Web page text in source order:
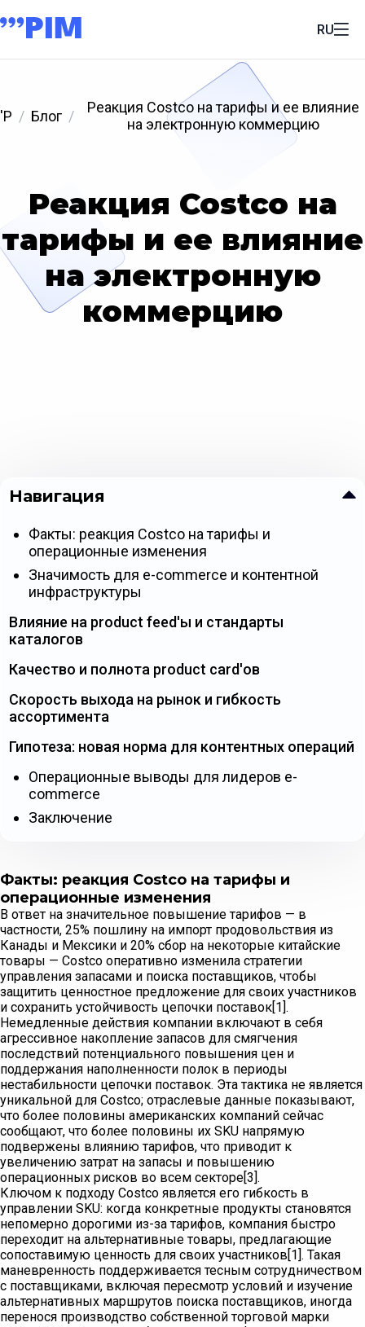
RU
'P Блог
Реакция Costco на тарифы и ее влияние
на электронную коммерцию
Реакция Costco на
тарифы и ее влияние
на электронную
коммерцию
Факты: реакция Costco на тарифы и
операционные изменения
В ответ на значительное повышение тарифов — в
частности, 25% пошлину на импорт продовольствия из
Канады и Мексики и 20% сбор на некоторые китайские
товары — Costco оперативно изменила стратегии
управления запасами и поиска поставщиков, чтобы
защитить ценностное предложение для своих участников
и сохранить устойчивость цепочки поставок[1].
Немедленные действия компании включают в себя
агрессивное накопление запасов для смягчения
последствий потенциального повышения цен и
поддержания наполненности полок в периоды
нестабильности цепочки поставок. Эта тактика не является
уникальной для Costco; отраслевые данные показывают,
что более половины американских компаний сейчас
сообщают, что более половины их SKU напрямую
подвержены влиянию тарифов, что приводит к
увеличению затрат на запасы и повышению
операционных рисков во всем секторе[3].
Ключом к подходу Costco является его гибкость в
управлении SKU: когда конкретные продукты становятся
непомерно дорогими из-за тарифов, компания быстро
переходит на альтернативные товары, предлагающие
сопоставимую ценность для своих участников[1]. Такая
маневренность поддерживается тесным сотрудничеством
с поставщиками, включая пересмотр условий и изучение
альтернативных маршрутов поиска поставщиков, иногда
перенося производство собственной торговой марки
Навигация
Факты: реакция Costco на тарифы и
операционные изменения
Значимость для e-commerce и контентной
инфраструктуры
Влияние на product feed'ы и стандарты
каталогов
Качество и полнота product card'ов
Скорость выхода на рынок и гибкость
ассортимента
Гипотеза: новая норма для контентных операций
Операционные выводы для лидеров e-
commerce
Заключение